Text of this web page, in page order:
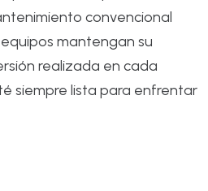
convencional
mantengan su
realizada en cada
siempre lista para enfrentar